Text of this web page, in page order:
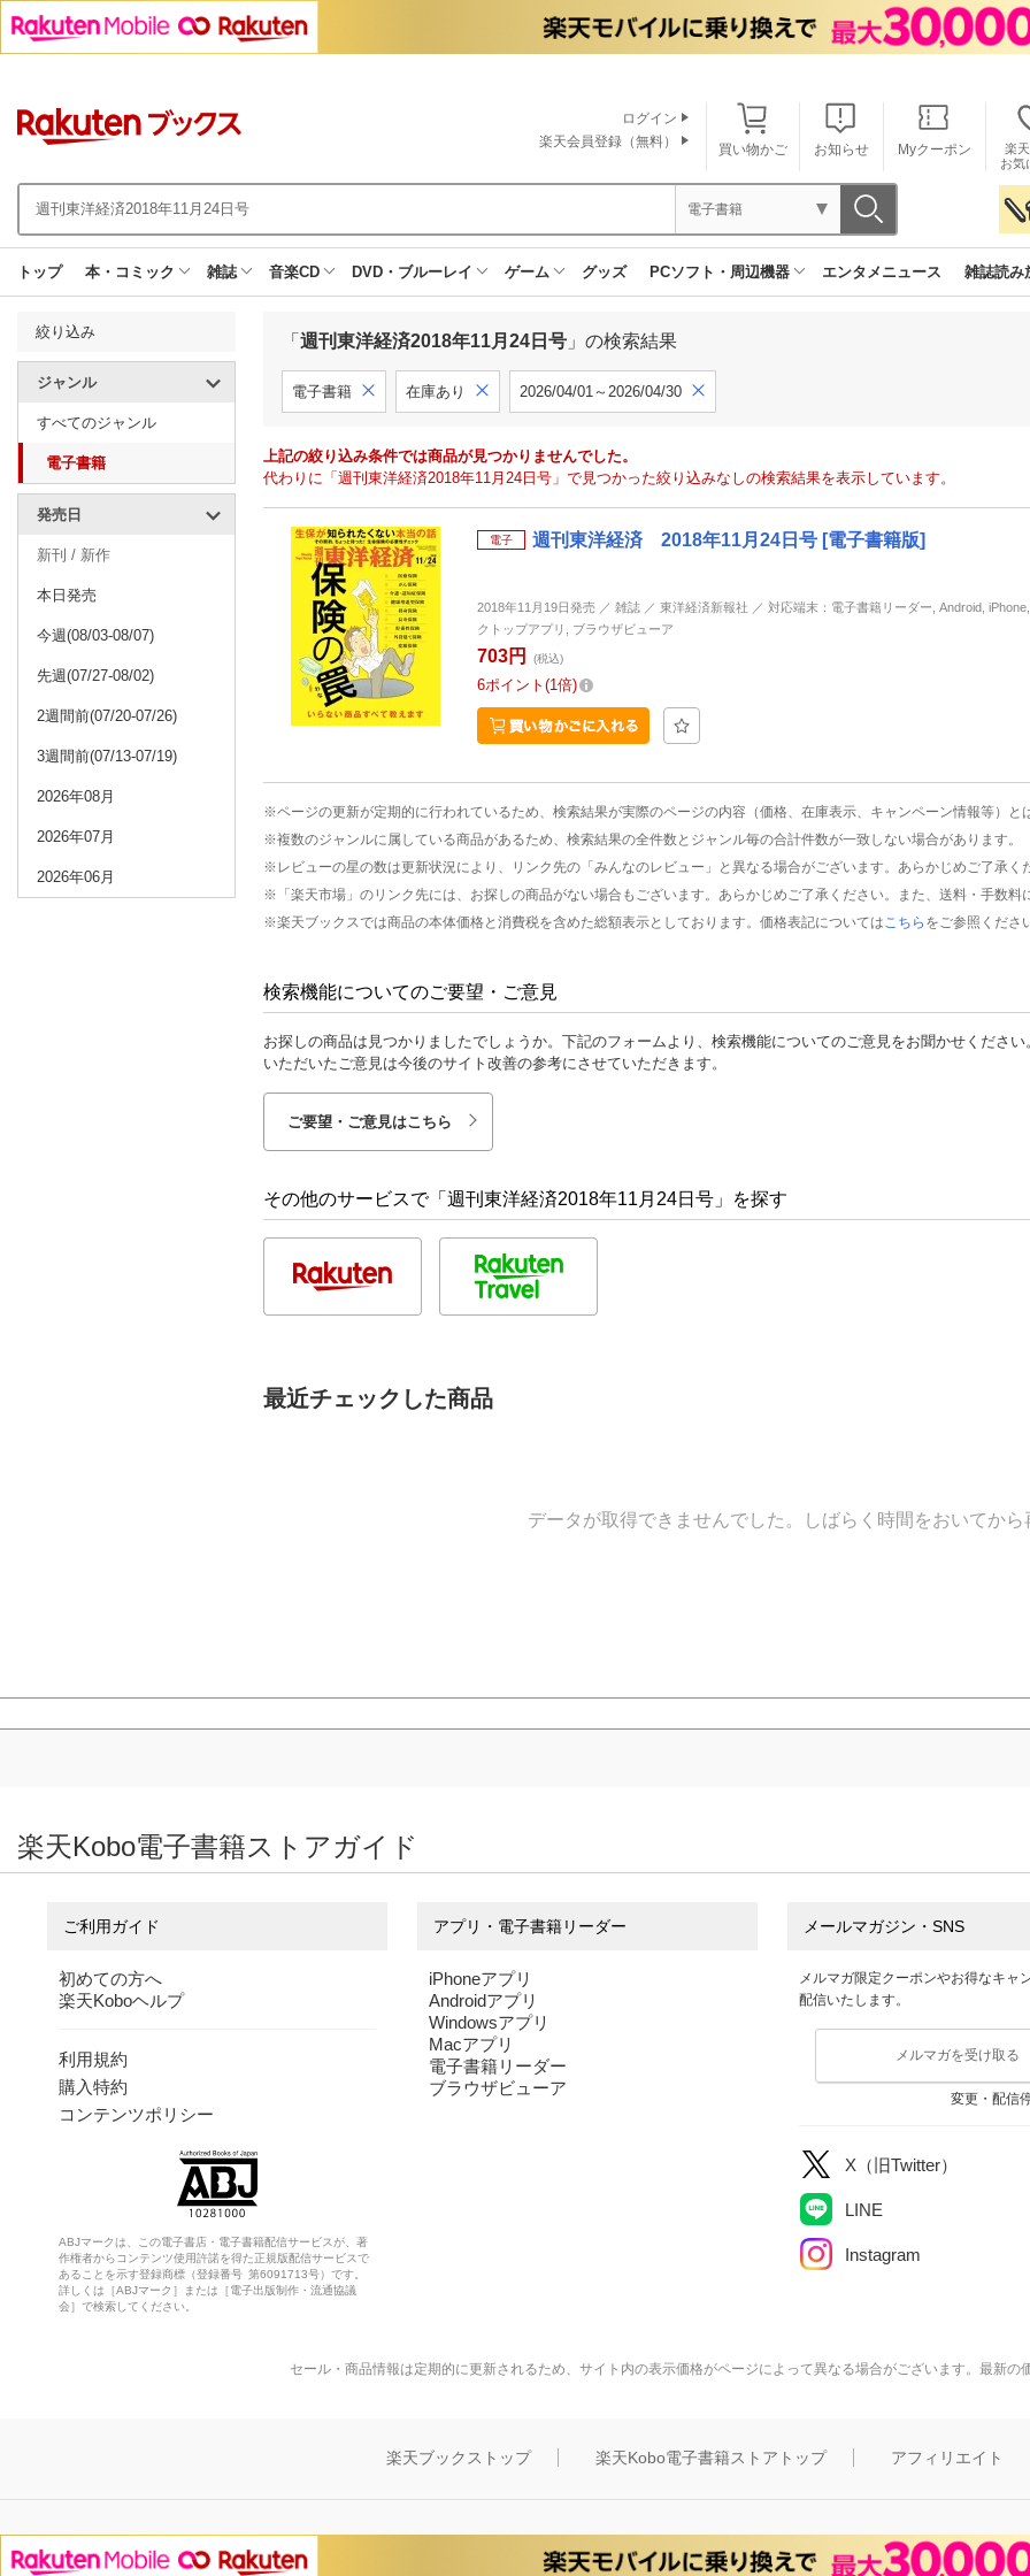
買い物かご お知らせ Myクーポン
楽
お気
ログイン
楽天会員登録（無料）
電子書籍
トップ 本・コミック 雑誌 音楽CD DVD・ブルーレイ ゲーム グッズ PCソフト・周辺機器 エンタメニュース 雑誌読み
絞り込み
ジャンル
すべてのジャンル
電子書籍
発売日
新刊 / 新作
本日発売
今週(08/03-08/07)
先週(07/27-08/02)
2週間前(07/20-07/26)
3週間前(07/13-07/19)
2026年08月
2026年07月
2026年06月
「 週刊東洋経済2018年11月24日号 」の検索結果
電子書籍 在庫あり 2026/04/01～2026/04/30
上記の絞り込み条件では商品が見つかりませんでした。
代わりに「週刊東洋経済2018年11月24日号」で見つかった絞り込みなしの検索結果を表示しています。
電子 週刊東洋経済 2018年11月24日号 [電子書籍版]
2018年11月19日発売 ／ 雑誌 ／ 東洋経済新報社 ／ 対応端末：電子書籍リーダー, Android,
クトップアプリ, ブラウザビューア
703円 (税込)
6ポイント 1倍
※ページの更新が定期的に行われているため、検索結果が実際のページの内容（価格、在庫表示、キャンペーン情報等）と
※複数のジャンルに属している商品があるため、検索結果の全件数とジャンル毎の合計件数が一致しない場合があります。
※レビューの星の数は更新状況により、リンク先の「みんなのレビュー」と異なる場合がございます。あらかじめご了承く
※「楽天市場」のリンク先には、お探しの商品がない場合もございます。あらかじめご了承ください。また、送料・手数料
※楽天ブックスでは商品の本体価格と消費税を含めた総額表示としております。価格表記については こちら をご参照くださ
検索機能についてのご要望・ご意見
お探しの商品は見つかりましたでしょうか。下記のフォームより、検索機能についてのご意見をお聞かせください
いただいたご意見は今後のサイト改善の参考にさせていただきます。
ご要望・ご意見はこちら
その他のサービスで「週刊東洋経済2018年11月24日号」を探す
最近チェックした商品
データが取得できませんでした。しばらく時間をおいてから
楽天Kobo電子書籍ストアガイド
ご利用ガイド
初めての方へ
楽天Koboヘルプ
利用規約
購入特約
コンテンツポリシー
ABJマークは、この電子書店・電子書籍配信サービスが、著
作権者からコンテンツ使用許諾を得た正規版配信サービスで
あることを示す登録商標（登録番号 第6091713号）です。
詳しくは［ABJマーク］または［電子出版制作・流通協議
会］で検索してください。
アプリ・電子書籍リーダー
iPhoneアプリ
Androidアプリ
Windowsアプリ
Macアプリ
電子書籍リーダー
ブラウザビューア
メールマガジン・SNS
メルマガ限定クーポンやお得なキャ
配信いたします。
メルマガを受け取る
変更・配信
X（旧Twitter）
LINE
Instagram
セール・商品情報は定期的に更新されるため、サイト内の表示価格がページによって異なる場合がございます。最新の
楽天ブックストップ 楽天Kobo電子書籍ストアトップ アフィリエイト